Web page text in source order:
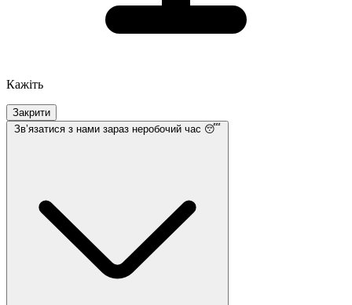
Кажіть
Закрити
Звʼязатися з нами зараз неробочий час 😴